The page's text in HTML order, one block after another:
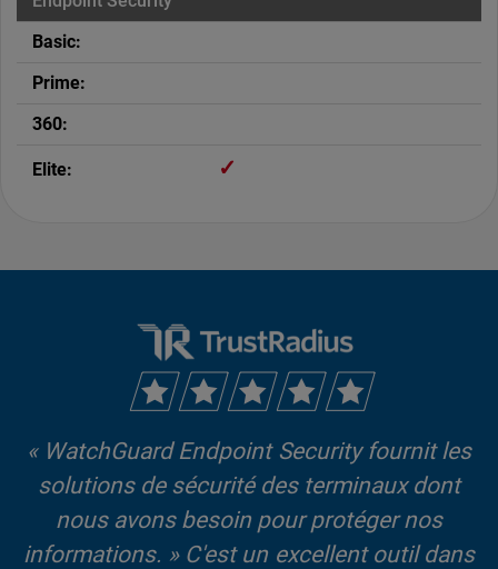
✓
« WatchGuard Endpoint Security fournit les
solutions de sécurité des terminaux dont
nous avons besoin pour protéger nos
informations. » C'est un excellent outil dans